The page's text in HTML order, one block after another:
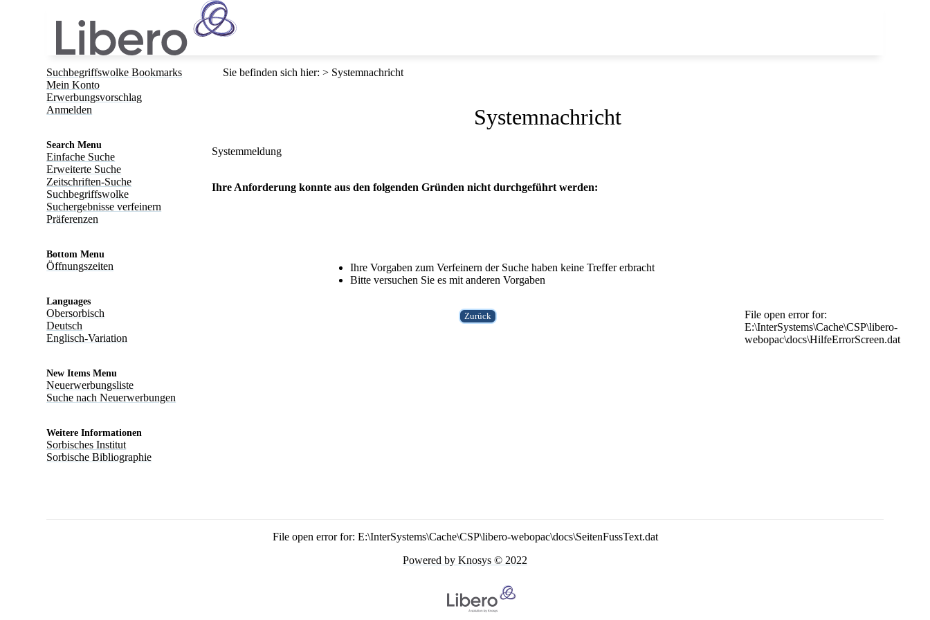
Suchbegriffswolke Bookmarks
Mein Konto
Erwerbungsvorschlag
Anmelden
Search Menu
Einfache Suche
Erweiterte Suche
Zeitschriften-Suche
Suchbegriffswolke
Suchergebnisse verfeinern
Präferenzen
Bottom Menu
Öffnungszeiten
Languages
Obersorbisch
Deutsch
Englisch-Variation
New Items Menu
Neuerwerbungsliste
Suche nach Neuerwerbungen
Weitere Informationen
Sorbisches Institut
Sorbische Bibliographie
Sie befinden sich hier: Systemnachricht
Systemnachricht
Systemmeldung
Ihre Anforderung konnte aus den folgenden Gründen nicht durchgeführt werden:
Ihre Vorgaben zum Verfeinern der Suche haben keine Treffer erbracht
Bitte versuchen Sie es mit anderen Vorgaben
File open error for:
E:\InterSystems\Cache\CSP\libero-
webopac\docs\HilfeErrorScreen.dat
File open error for: E:\InterSystems\Cache\CSP\libero-webopac\docs\SeitenFussText.dat
Powered by Knosys © 2022